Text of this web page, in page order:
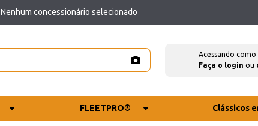
Nenhum concessionário selecionado
Acessando
Faça o login ou
FLEETPRO® Clássicos